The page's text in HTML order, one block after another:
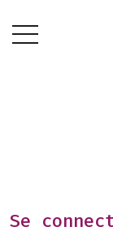
Se